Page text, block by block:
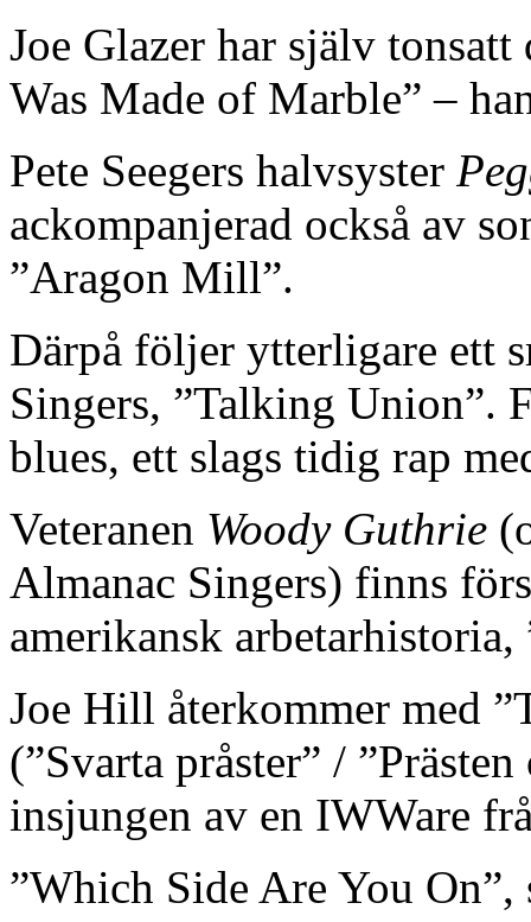
Joe Glazer har själv
Was Made of Marble” –
Pete Seegers halvsyster
ackompanjerad också av
”Aragon Mill”.
Därpå följer ytterligare ett
Singers, ”Talking Union”.
blues, ett slags tidig rap
Veteranen Woody Guthrie
Almanac Singers) finns
amerikansk arbetarhistoria,
Joe Hill återkommer med
(”Svarta pråster” /
insjungen av en IWWare
”Which Side Are You